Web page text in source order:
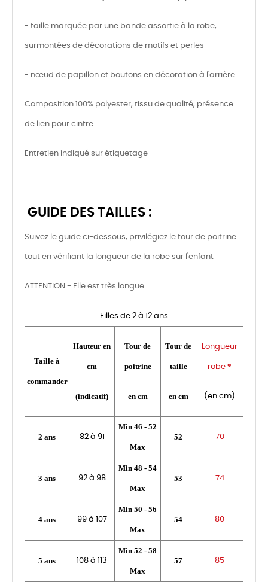
- taille marquée par une bande assortie à la robe,
surmontées de décorations de motifs et perles
- nœud de papillon et boutons en décoration à l'arrière
Composition 100% polyester, tissu de qualité, présence
de lien pour cintre
Entretien indiqué sur étiquetage
GUIDE DES TAILLES :
Suivez le guide ci-dessous, privilégiez le tour de poitrine
tout en vérifiant la longueur de la robe sur l'enfant
ATTENTION - Elle est très longue
Filles de 2 à 12 ans
Taille à
commander
Hauteur en
cm
(indicatif)
Tour de
poitrine
en cm
Tour de
taille
en cm
Longueur
robe *
(en cm)
2 ans 82 à 91
Min 46 - 52
Max
52 70
3 ans 92 à 98
Min 48 - 54
Max
53 74
4 ans 99 à 107
Min 50 - 56
Max
54 80
5 ans 108 à 113
Min 52 - 58
Max
57 85